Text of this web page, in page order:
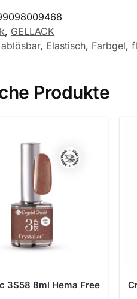
, GELLACK
ablösbar, Elastisch, Farbgel,
Produkte
3S58 8ml Hema Free